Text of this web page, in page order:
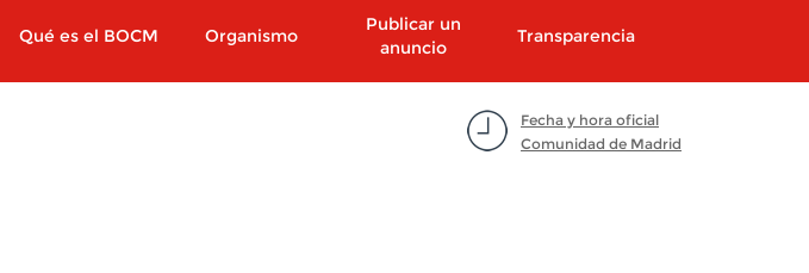
Qué es el BOCM Organismo
Publicar un
anuncio
Transparencia
Fecha y hora oficial
Comunidad de Madrid